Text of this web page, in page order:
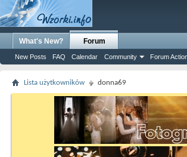
What's New? Forum
New Posts FAQ Calendar Community Forum
Lista użytkowników donna69